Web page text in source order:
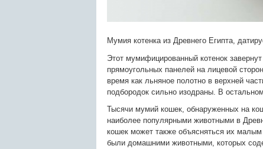
Мумия котенка из Древнего Египта,
Этот мумифицированный котенок
прямоугольных панелей на лицевой
время как льняное полотно в верхней
подбородок сильно изодраны. В
Тысячи мумий кошек, обнаруженных на
наиболее популярными животными в
кошек может также объясняться их
были домашними животными, которых